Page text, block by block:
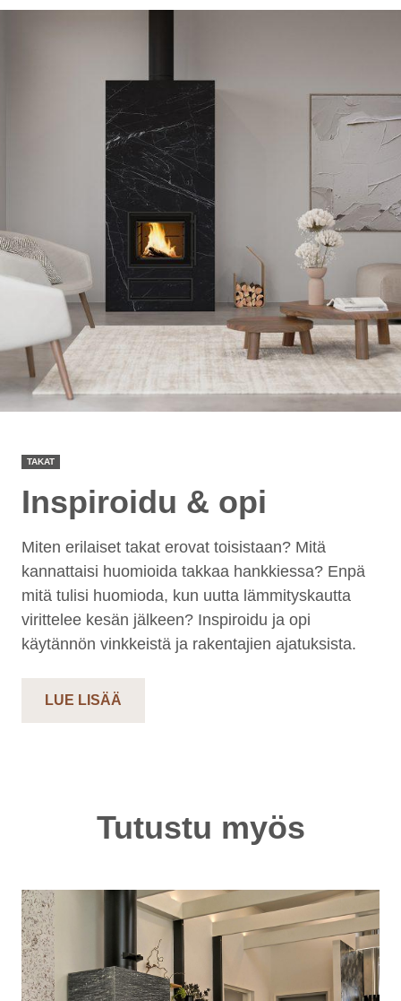
TAKAT
Inspiroidu & opi
Miten erilaiset takat erovat toisistaan? Mitä
kannattaisi huomioida takkaa hankkiessa? Enpä
mitä tulisi huomioda, kun uutta lämmityskautta
virittelee kesän jälkeen? Inspiroidu ja opi
käytännön vinkkeistä ja rakentajien ajatuksista.
LUE LISÄÄ
Tutustu myös